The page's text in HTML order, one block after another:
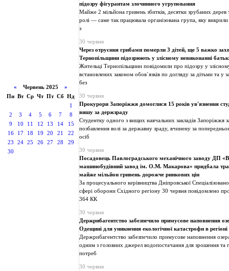
« Червень 2025 »
Пн Вт Ср Чт Пт Сб Нд
1
2
3 4 5 6 7
8
9
10 11 12 13 14
15
16
17 18 19 20 21
22
23
24 25 26 27 28
29
30
підозру фігурантам злочинного угруповання
Майже 2 мільйона гривень збитків, десятки зрубаних дерев
ролі — саме так працювала організована група, яку
з
30 червня
Через отруєння грибами померли 3 дітей, ще 5 важко
Тернопільщини підозрюють у злісному невиконанні
Жительці Тернопільщини повідомили про підозру у
встановлених законом обов`язків по догляду за дітьми та у
без
30 червня
Прокурори Запоріжжя домоглися 15 років ув'язнення
вишу за держзраду
Студентку одного з вищих навчальних закладів Запоріжжя
позбавлення волі за державну зраду, вчинену за
осіб
30 червня
Посадовець Павлоградського механічного заводу ДП
машинобудівний завод ім. О.М. Макарова» придбала
майже мільйон гривень дорожче ринкових цін
За процесуального керівництва Дніпровської
сфері оборони Східного регіону 30 червня повідомлено
364 КК
30 червня
Держрибагентство забезпечило примусове наповнення
Одещині для уникнення екологічної катастрофи в регіоні
Держрибагентство забезпечило примусове наповнення
одним з головних джерел водопостачання для зрошення та
потреб
30 червня